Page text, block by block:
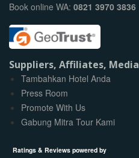
Book online WA: 0821 3970 3836
Suppliers, Affiliates, Media
Tambahkan Hotel Anda
Press Room
Promote With Us
Gabung Mitra Tour Kami
Ratings & Reviews powered by